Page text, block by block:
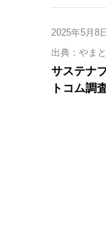
2025年5月8日
出典：やま
サステナ
トコム調